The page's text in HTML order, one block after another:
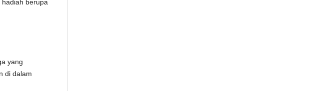
hadiah berupa
yang
di dalam